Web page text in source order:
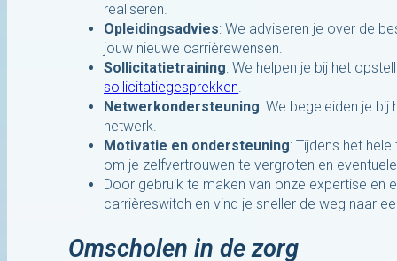
realiseren.
Opleidingsadvies: We adviseren je over de
jouw nieuwe carrièrewensen.
Sollicitatietraining: We helpen je bij het
sollicitatiegesprekken.
Netwerkondersteuning: We begeleiden je
netwerk.
Motivatie en ondersteuning: Tijdens het
om je zelfvertrouwen te vergroten en
Door gebruik te maken van onze expertise
carrièreswitch en vind je sneller de weg naar
Omscholen in de zorg